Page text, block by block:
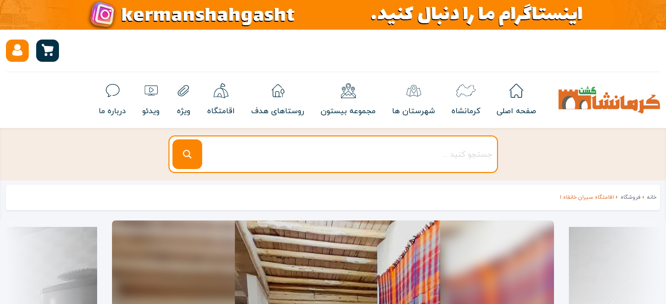
صفحه اصلی کرمانشاه شهرستان ها مجموعه بیستون روستاهای هدف اقامتگاه ویژه ویدئو درباره ما
خانه » فروشگاه » اقامتگاه سیران خانقاه 1